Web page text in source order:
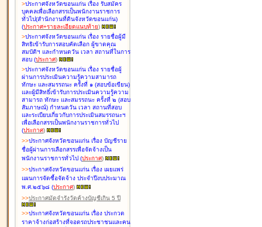
>ประกาศจังหวัดขอนแก่น เรื่อง รับสมัคร
บุคคลเพื่อเลือกสรรเป็นพนักงานราชการ
ทั่วไป(สำนักงานที่ดินจังหวัดขอนแก่น)
(ประกาศ+รายละเอียดแนบท้าย)
>ประกาศจังหวัดขอนแก่น เรื่อง รายชื่อผู้มี
สิทธิเข้ารับการสอบคัดเลือก ผู้ขาดคุณ
สมบัติฯ และกำหนดวัน เวลา สถานที่ในการ
สอบ (ประกาศ)
>ประกาศจังหวัดขอนแก่น เรื่อง รายชื่อผู้
ผ่านการประเมินความรู้ความสามารถ
ทักษะ และสมรรถนะ ครั้งที่ ๑ (สอบข้อเขียน)
และผู้มีสิทธิ์เข้ารับการประเมินความรู้ความ
สามารถ ทักษะ และสมรรถนะ ครั้งที่ ๒ (สอบ
สัมภาษณ์) กำหนดวัน เวลา สถานที่สอบ
และระเบียบเกี่ยวกับการประเมินสมรรถนะฯ
เพื่อเลือกสรรเป็นพนักงานราชการทั่วไป
(ประกาศ)
>>ประกาศจังหวัดขอนแก่น เรื่อง บัญชีราย
ชื่อผู้ผ่านการเลือกสรรเพื่อจัดจ้างเป็น
พนักงานราชการทั่วไป (ประกาศ)
>>ประกาศจังหวัดขอนแก่น เรื่อง เผยแพร่
แผนการจัดซื้อจัดจ้าง ประจำปีงบประมาณ
พ.ศ.๒๕๖๘ (ประกาศ)
>>ประกาศมัดจำรังวัดค้างบัญชีเกิน 5 ปี
>>ประกาศจังหวัดขอนแก่น เรื่อง ประกวด
ราคาจ้างก่อสร้างที่จอดรถประชาชนและคน